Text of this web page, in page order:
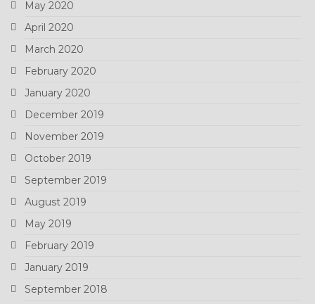
May 2020
April 2020
March 2020
February 2020
January 2020
December 2019
November 2019
October 2019
September 2019
August 2019
May 2019
February 2019
January 2019
September 2018